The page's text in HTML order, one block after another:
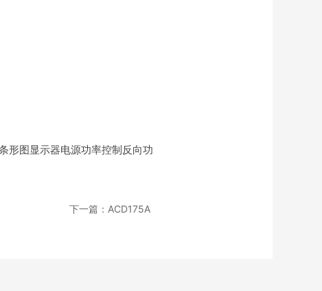
形图显示器电源功率控制反向功
下一篇：ACD175A